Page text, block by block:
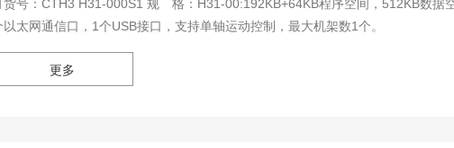
H31-000S1 规 格：H31-00:192KB+64KB程序空间，512KB数据空间，16KB掉电保持数据空间，双PPI/自由通讯口，1
以太网通信口，1个USB接口，支持单轴运动控制，最大机架数1个。
更多